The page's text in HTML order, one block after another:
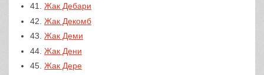
41. Жак Дебари
42. Жак Декомб
43. Жак Деми
44. Жак Дени
45. Жак Дере